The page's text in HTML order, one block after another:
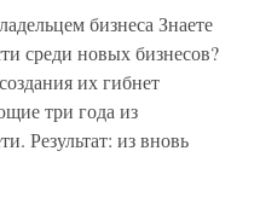
бизнеса Знаете
среди новых бизнесов?
их гибнет
три года из
Результат: из вновь